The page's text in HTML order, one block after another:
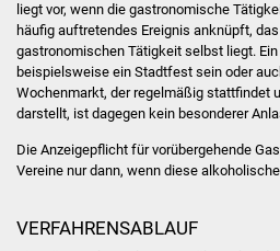
liegt vor, wenn die gastronomische
häufig auftretendes Ereignis anknüpft,
gastronomischen Tätigkeit selbst liegt.
beispielsweise ein Stadtfest sein oder
Wochenmarkt, der regelmäßig stattfindet
darstellt, ist dagegen kein besonderer
Die Anzeigepflicht für vorübergehende
Vereine nur dann, wenn diese
VERFAHRENSABLAUF